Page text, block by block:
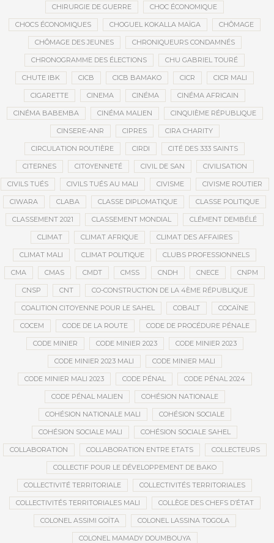
CHIRURGIE DE GUERRE CHOC ÉCONOMIQUE
CHOCS ÉCONOMIQUES CHOGUEL KOKALLA MAÏGA CHÔMAGE
CHÔMAGE DES JEUNES CHRONIQUEURS CONDAMNÉS
CHRONOGRAMME DES ÉLECTIONS CHU GABRIEL TOURÉ
CHUTE IBK CICB CICB BAMAKO CICR CICR MALI
CIGARETTE CINEMA CINÉMA CINÉMA AFRICAIN
CINÉMA BABEMBA CINÉMA MALIEN CINQUIÈME RÉPUBLIQUE
CINSERE-ANR CIPRES CIRA CHARITY
CIRCULATION ROUTIÈRE CIRDI CITÉ DES 333 SAINTS
CITERNES CITOYENNETÉ CIVIL DE SAN CIVILISATION
CIVILS TUÉS CIVILS TUÉS AU MALI CIVISME CIVISME ROUTIER
CIWARA CLABA CLASSE DIPLOMATIQUE CLASSE POLITIQUE
CLASSEMENT 2021 CLASSEMENT MONDIAL CLÉMENT DEMBÉLÉ
CLIMAT CLIMAT AFRIQUE CLIMAT DES AFFAIRES
CLIMAT MALI CLIMAT POLITIQUE CLUBS PROFESSIONNELS
CMA CMAS CMDT CMSS CNDH CNECE CNPM
CNSP CNT CO-CONSTRUCTION DE LA 4ÈME RÉPUBLIQUE
COALITION CITOYENNE POUR LE SAHEL COBALT COCAÏNE
COCEM CODE DE LA ROUTE CODE DE PROCÉDURE PÉNALE
CODE MINIER CODE MINIER 2023 CODE MINIER 2023
CODE MINIER 2023 MALI CODE MINIER MALI
CODE MINIER MALI 2023 CODE PÉNAL CODE PÉNAL 2024
CODE PÉNAL MALIEN COHÉSION NATIONALE
COHÉSION NATIONALE MALI COHÉSION SOCIALE
COHÉSION SOCIALE MALI COHÉSION SOCIALE SAHEL
COLLABORATION COLLABORATION ENTRE ETATS COLLECTEURS
COLLECTIF POUR LE DÉVELOPPEMENT DE BAKO
COLLECTIVITÉ TERRITORIALE COLLECTIVITÉS TERRITORIALES
COLLECTIVITÉS TERRITORIALES MALI COLLÈGE DES CHEFS D’ÉTAT
COLONEL ASSIMI GOÏTA COLONEL LASSINA TOGOLA
COLONEL MAMADY DOUMBOUYA